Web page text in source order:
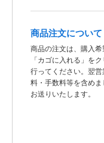
商品注文について
商品の注文は、購入
「カゴに入れる」を
行ってください。翌
料・手数料等を含め
お送りいたします。